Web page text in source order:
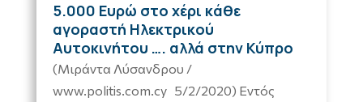
5.000 Ευρώ στο χέρι κάθε
αγοραστή Ηλεκτρικού
Αυτοκινήτου …. αλλά στην Κύπρο
(Μιράντα Λύσανδρου /
www.politis.com.cy 5/2/2020) Εντός